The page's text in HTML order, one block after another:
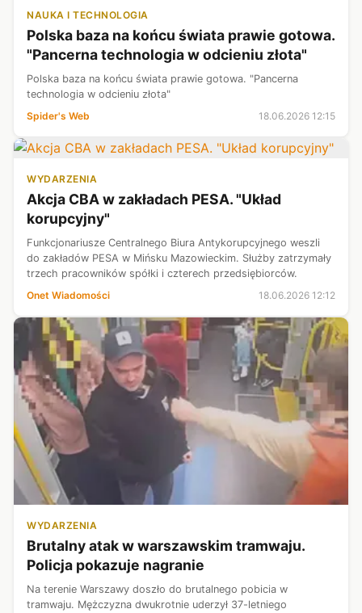
NAUKA I TECHNOLOGIA
Polska baza na końcu świata prawie gotowa.
"Pancerna technologia w odcieniu złota"
Polska baza na końcu świata prawie gotowa. "Pancerna
technologia w odcieniu złota"
Spider's Web
18.06.2026 12:15
WYDARZENIA
Akcja CBA w zakładach PESA. "Układ
korupcyjny"
Funkcjonariusze Centralnego Biura Antykorupcyjnego weszli
do zakładów PESA w Mińsku Mazowieckim. Służby zatrzymały
trzech pracowników spółki i czterech przedsiębiorców.
Onet Wiadomości
18.06.2026 12:12
WYDARZENIA
Brutalny atak w warszawskim tramwaju.
Policja pokazuje nagranie
Na terenie Warszawy doszło do brutalnego pobicia w
tramwaju. Mężczyzna dwukrotnie uderzył 37-letniego